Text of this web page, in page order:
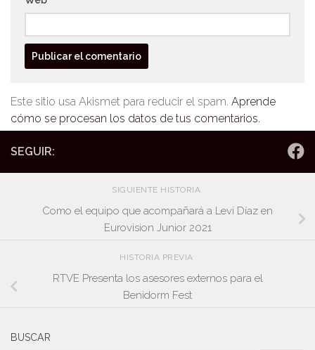
Este sitio usa Akismet para reducir el spam. Aprende
cómo se procesan los datos de tus comentarios.
SEGUIR:
SIGUIENTE HISTORIA
Como el equipo que acompañará a Levi Díaz en
Eurovision Junior 2021
HISTORIA PREVIA
RTVE Presenta los asesores externos para el
Benidorm Fest
BUSCAR